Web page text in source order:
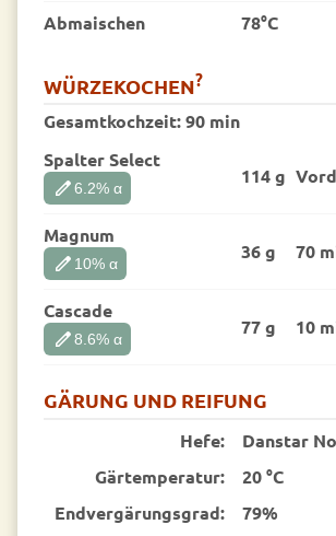
Abmaischen
78°C
WÜRZEKOCHEN?
Gesamtkochzeit:90 min
Spalter Select
edit6.2% α
114 g
Magnum
edit 10% α
36 g 70
Cascade
edit8.6% α
77 g 10
GÄRUNG UND REIFUNG
Hefe:
Danstar
Gärtemperatur:
20 °C
End­vergärungsgrad:
79%